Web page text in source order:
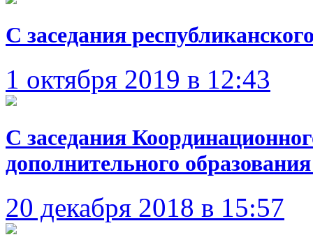
С заседания
1 октября 2019 в 12:43
С заседания
дополнительного
20 декабря 2018 в 15:57